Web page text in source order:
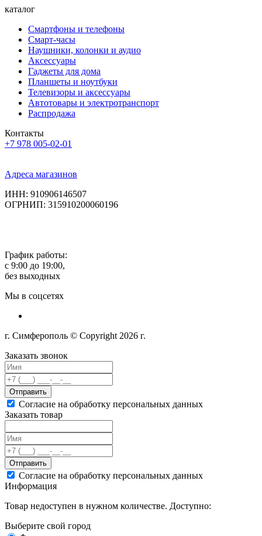
каталог
Смартфоны и телефоны
Смарт-часы
Наушники, колонки и аудио
Аксессуары
Гаджеты для дома
Планшеты и ноутбуки
Телевизоры и аксессуары
Автотовары и электротранспорт
Распродажа
Контакты
+7 978 005-02-01
Адреса магазинов
ИНН: 910906146507
ОГРНИП: 315910200060196
График работы:
с 9:00 до 19:00,
без выходных
Мы в соцсетях
г. Симферополь © Copyright 2026 г.
Заказать звонок
Отправить
Согласие на обработку персональных данных
Заказать товар
Отправить
Согласие на обработку персональных данных
Информация
Товар недоступен в нужном количестве. Доступно:
Выберите свой город